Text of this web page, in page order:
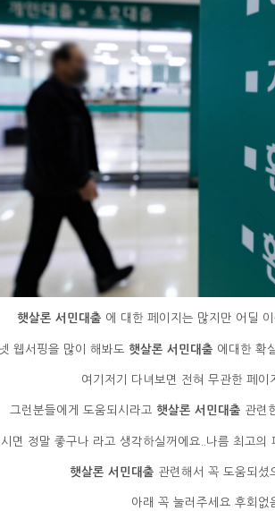
햇살론 서민대출 에 대한 페이지는 많지만 어딜
웹서핑을 많이 해봐도 햇살론 서민대출 에대한 확
여기저기 다녀보면 전혀 무관한 페이
그런분들에게 도움되시라고 햇살론 서민대출 관련
면 정말 좋구나 라고 생각하실꺼에요..나름 최고의
햇살론 서민대출 관련해서 꼭 도움되셨
아래 꼭 눌러주세요 후회없